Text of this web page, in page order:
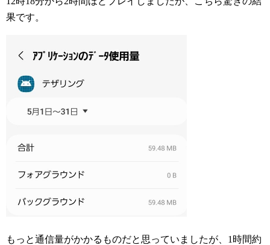
果です。
もっと通信量がかかるものだと思っていましたが、1時間約